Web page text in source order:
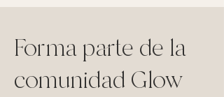
Forma parte de la
comunidad Glow